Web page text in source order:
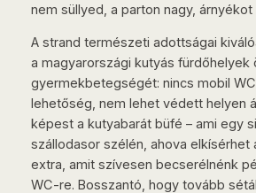
nem süllyed, a parton nagy, árnyékot
A strand természeti adottságai
a magyarországi kutyás fürdőhelyek
gyermekbetegségét: nincs mobil
lehetőség, nem lehet védett helyen
képest a kutyabarát büfé – ami egy
szállodasor szélén, ahova elkísérhet
extra, amit szívesen becserélnénk
WC-re. Bosszantó, hogy tovább